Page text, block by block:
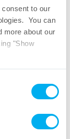
to our
You can
more about our
"Show